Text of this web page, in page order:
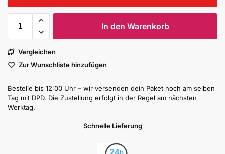
In den Warenkorb
Vergleichen
Zur Wunschliste hinzufügen
Bestelle bis 12:00 Uhr – wir versenden dein Paket noch am selben
Tag mit DPD. Die Zustellung erfolgt in der Regel am nächsten
Werktag.
Schnelle Lieferung